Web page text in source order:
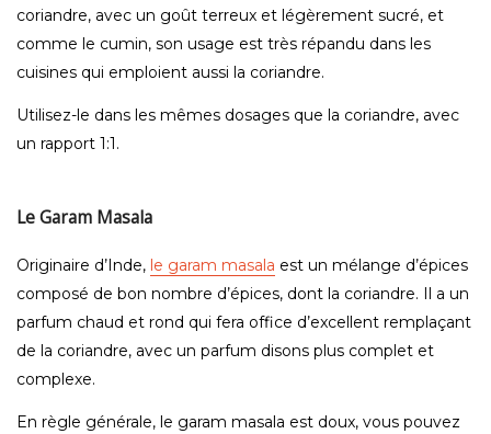
coriandre, avec un goût terreux et légèrement sucré, et
comme le cumin, son usage est très répandu dans les
cuisines qui emploient aussi la coriandre.
Utilisez-le dans les mêmes dosages que la coriandre, avec
un rapport 1:1.
Le Garam Masala
Originaire d’Inde, le garam masala est un mélange d’épices
composé de bon nombre d’épices, dont la coriandre. Il a un
parfum chaud et rond qui fera office d’excellent remplaçant
de la coriandre, avec un parfum disons plus complet et
complexe.
En règle générale, le garam masala est doux, vous pouvez